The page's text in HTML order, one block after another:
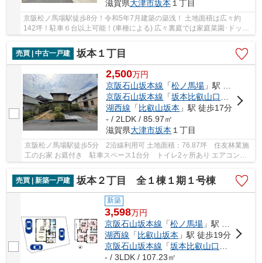
滋賀県大津市坂本 １丁目
京阪松ノ馬場駅徒歩8分！令和5年7月建築の築浅！ 土地面積は広々約
142坪！駐車６台以上可能！(車種による) 広々裏庭では家庭菜園･ドッグ
ラン･バーベキューなど楽しめます！ 陽当り･通...
売買 | 中古一戸建
坂本１丁目
2,500万円
京阪石山坂本線 「松ノ馬場 」駅 徒歩5分
京阪石山坂本線 「坂本比叡山口 」駅 徒歩
湖西線 「 比叡山坂本 」駅 徒歩17分
- / 2LDK / 85.97㎡
滋賀県大津市坂本 １丁目
京阪松ノ馬場駅徒歩5分 2沿線利用可 土地面積：76.87坪 住友林業施
工のお家 お庭付き 駐車スペース1台分 トイレ2ヶ所あり エアコン・
売買 | 新築一戸建
坂本２丁目 全１棟１期１号棟
新築
3,598万円
京阪石山坂本線 「松ノ馬場 」駅 徒歩2分
湖西線 「 比叡山坂本 」駅 徒歩19分
京阪石山坂本線 「坂本比叡山口 」駅 徒歩
- / 3LDK / 107.23㎡